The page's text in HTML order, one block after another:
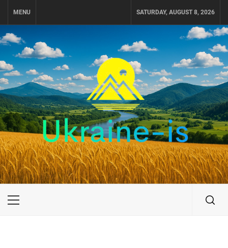
MENU SATURDAY, AUGUST 8, 2026
UKRAINE-IS
ПОДОРОЖI ПО УКРАЇНІ
Primary